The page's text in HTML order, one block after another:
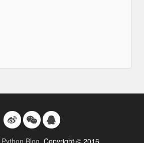
Python Blog . Copyright © 2016.